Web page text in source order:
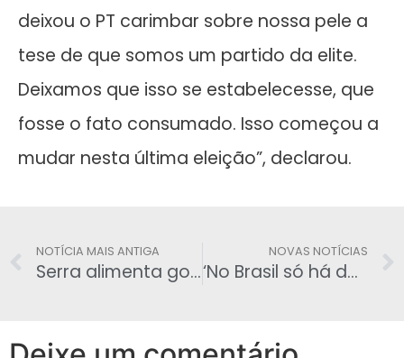
deixou o PT carimbar sobre nossa pele a
tese de que somos um partido da elite.
Deixamos que isso se estabelecesse, que
fosse o fato consumado. Isso começou a
mudar nesta última eleição”, declarou.
NOTÍCIA MAIS ANTIGA
Serra alimenta golpe: ‘Cabe pedir impeachment‘
NOVAS NOTÍCIAS
‘No Brasil só há dois turnos, não tem terceiro‘, diz Mercadante após panelaço